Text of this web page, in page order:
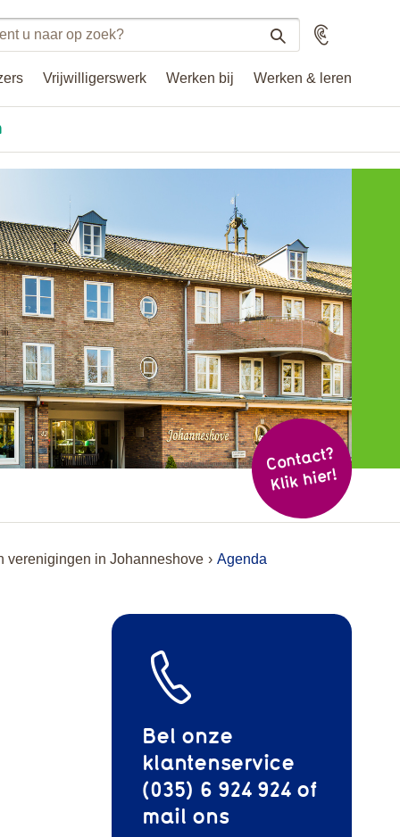
Vrijwilligerswerk Werken bij Werken & leren
Voorlezen
Cont
act?
Klik hier!
verenigingen in Johanneshove Agenda
Bel onze
klantenservice
(035) 6 924 924 of
mail ons